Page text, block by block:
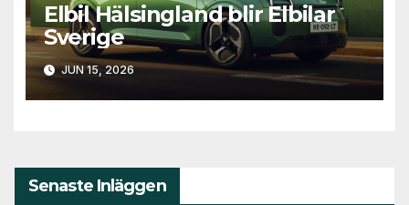
Elbil Hälsingland blir Elbilar
Sverige
JUN 15, 2026
Senaste Inläggen